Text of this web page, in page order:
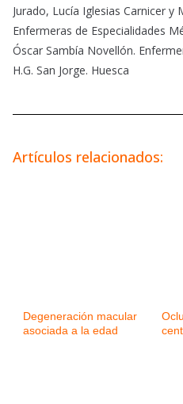
Jurado, Lucía Iglesias Carnicer y
Enfermeras de Especialidades
Óscar Sambía Novellón.
H.G. San Jorge. Huesca
Artículos relacionados:
Degeneración macular
asociada a la edad